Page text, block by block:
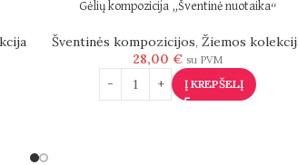
Gėlių kompozicija „Šventinė nuotaika“
Šventinės kompozicijos,Žiemos
28,00€ su PVM
Į KREPŠELĮ